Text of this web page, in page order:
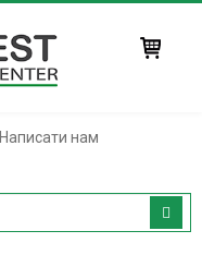
Написати нам